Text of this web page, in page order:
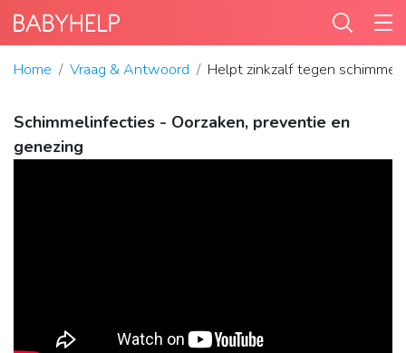
Home Vraag & Antwoord Helpt zinkzalf tegen
Schimmelinfecties - Oorzaken, preventie en
genezing